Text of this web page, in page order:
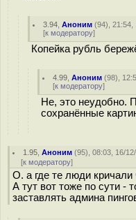
3.94 ,Аноним (94), 21:54,
[к модератору]
Копейка рубль
4.99 ,Аноним (98),
[к модератору]
Не, это неудобно.
сохранённые
1.95 ,Аноним (95), 08:03, 16/
[к модератору]
О. а где те люди кричали
А тут вот тоже по сути -
заставлять админа